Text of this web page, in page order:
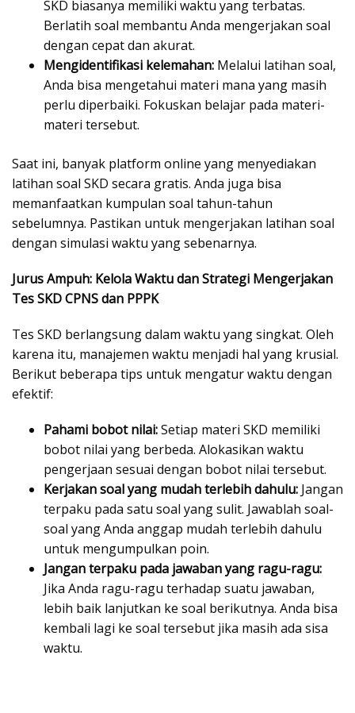
SKD biasanya memiliki waktu yang terbatas.
Berlatih soal membantu Anda mengerjakan soal
dengan cepat dan akurat.
Mengidentifikasi kelemahan: Melalui latihan soal,
Anda bisa mengetahui materi mana yang masih
perlu diperbaiki. Fokuskan belajar pada materi-
materi tersebut.
Saat ini, banyak platform online yang menyediakan
latihan soal SKD secara gratis. Anda juga bisa
memanfaatkan kumpulan soal tahun-tahun
sebelumnya. Pastikan untuk mengerjakan latihan soal
dengan simulasi waktu yang sebenarnya.
Jurus Ampuh: Kelola Waktu dan Strategi Mengerjakan
Tes SKD CPNS dan PPPK
Tes SKD berlangsung dalam waktu yang singkat. Oleh
karena itu, manajemen waktu menjadi hal yang krusial.
Berikut beberapa tips untuk mengatur waktu dengan
efektif:
Pahami bobot nilai:Setiap materi SKD memiliki
bobot nilai yang berbeda. Alokasikan waktu
pengerjaan sesuai dengan bobot nilai tersebut.
Kerjakan soal yang mudah terlebih dahulu: Jangan
terpaku pada satu soal yang sulit. Jawablah soal-
soal yang Anda anggap mudah terlebih dahulu
untuk mengumpulkan poin.
Jangan terpaku pada jawaban yang ragu-ragu:
Jika Anda ragu-ragu terhadap suatu jawaban,
lebih baik lanjutkan ke soal berikutnya. Anda bisa
kembali lagi ke soal tersebut jika masih ada sisa
waktu.